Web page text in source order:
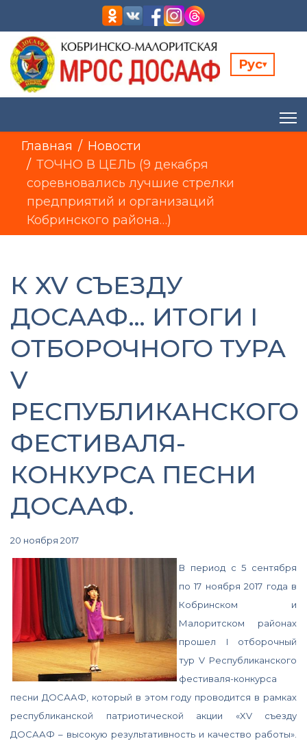
Рус▾
Главная
Новости
ТОЧНО В ЦЕЛЬ (9 декабря
соревновались лучшие стрелки
предприятий и организаций
Кобринского района…)
К XV СЪЕЗДУ
ДОСААФ… ИТОГИ I
ОТБОРОЧНОГО ТУРА
V
РЕСПУБЛИКАНСКОГО
ФЕСТИВАЛЯ-
КОНКУРСА ПЕСНИ
ДОСААФ.
20 ноября 2017
В период с 5 сентября
по 17 ноября 2017 года в
Кобринском и
Малоритском районах
прошел I отборочный
тур V Республиканского
фестиваля-конкурса
песни ДОСААФ, который в этом году проводится в рамках
республиканской патриотической акции «XV съезду
ДОСААФ – высокую результативность и качество работы».